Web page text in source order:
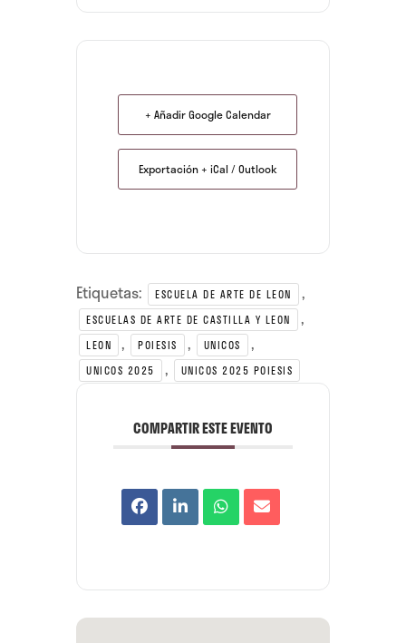
+ Añadir Google Calendar
Exportación + iCal / Outlook
Etiquetas: ESCUELA DE ARTE DE LEON ,
ESCUELAS DE ARTE DE CASTILLA Y LEON ,
LEON , POIESIS , UNICOS ,
UNICOS 2025 , UNICOS 2025 POIESIS
COMPARTIR ESTE EVENTO